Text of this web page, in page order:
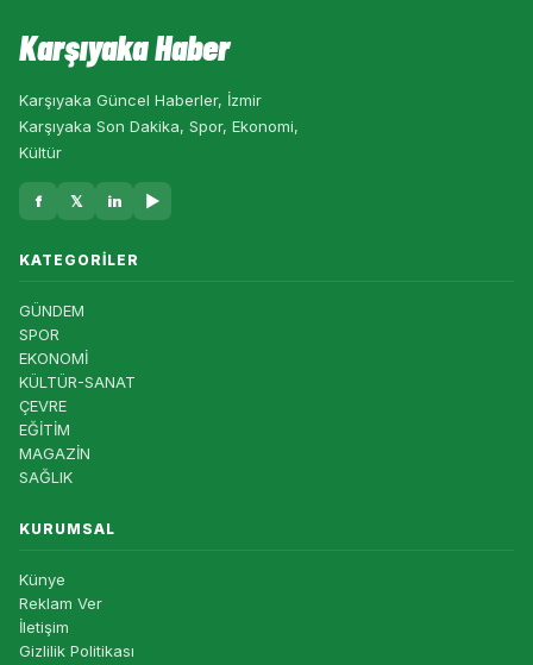
Karşıyaka Haber
Karşıyaka Güncel Haberler, İzmir
Karşıyaka Son Dakika, Spor, Ekonomi,
Kültür
f 𝕏 in ▶
KATEGORILER
GÜNDEM
SPOR
EKONOMİ
KÜLTÜR-SANAT
ÇEVRE
EĞİTİM
MAGAZİN
SAĞLIK
KURUMSAL
Künye
Reklam Ver
İletişim
Gizlilik Politikası